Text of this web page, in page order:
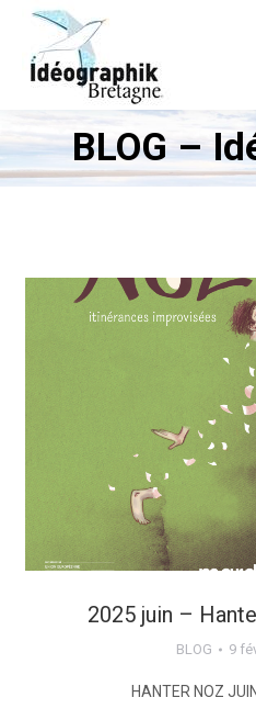
BLOG –Vous
2025 juin –
BLOG 9
HANTER NOZ